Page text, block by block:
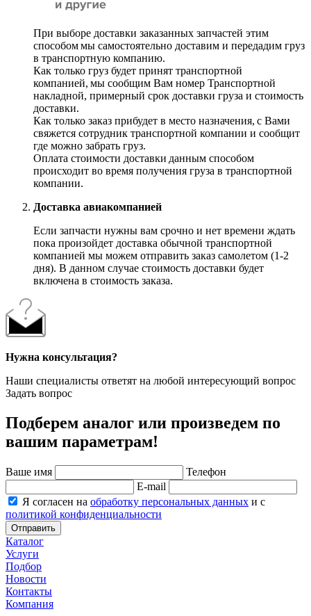
При выборе доставки заказанных запчастей этим
способом мы самостоятельно доставим и передадим груз
в транспортную компанию.
Как только груз будет принят транспортной
компанией, мы сообщим Вам номер Транспортной
накладной, примерный срок доставки груза и стоимость
доставки.
Как только заказ прибудет в место назначения, с Вами
свяжется сотрудник транспортной компании и сообщит
где можно забрать груз.
Оплата стоимости доставки данным способом
происходит во время получения груза в транспортной
компании.
Доставка авиакомпанией
Если запчасти нужны вам срочно и нет времени ждать
пока произойдет доставка обычной транспортной
компанией мы можем отправить заказ самолетом (1-2
дня). В данном случае стоимость доставки будет
включена в стоимость заказа.
Нужна консультация?
Наши специалисты ответят на любой интересующий вопрос
Задать вопрос
Подберем аналог или произведем по
вашим параметрам!
Ваше имя
Телефон
E-mail
Я согласен на обработку персональных данных и с
политикой конфиденциальности
Отправить
Каталог
Услуги
Подбор
Новости
Контакты
Компания